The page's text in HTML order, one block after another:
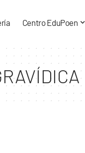
Centro EduPoen